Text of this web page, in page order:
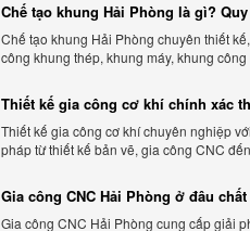
Chế tạo khung Hải Phòng là gì?
gia công chi tiết
Chế tạo khung Hải Phòng chuyên thiết
công khung thép, khung máy, khung
ưu chi phí.
Thiết kế gia công cơ khí chính xác
yêu cầu
Thiết kế gia công cơ khí chuyên nghiệp
pháp từ thiết kế bản vẽ, gia công CNC
Gia công CNC Hải Phòng ở đâu chất
lượng, giá tốt?
Gia công CNC Hải Phòng cung cấp giải